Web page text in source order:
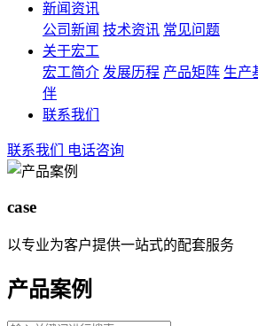
新闻资讯
公司新闻 技术资讯 常见问题
关于宏工
宏工简介 发展历程 产品矩阵 生产
伴
联系我们
联系我们 电话咨询
case
以专业为客户提供一站式的配套服务
产品案例